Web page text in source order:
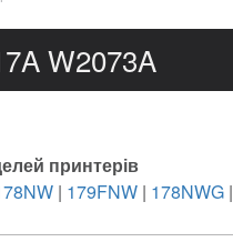
W2073A
принтерів
| 179FNW| 178NWG|